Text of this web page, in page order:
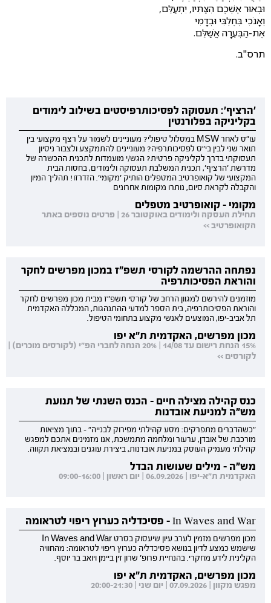
וּבְאוּר אֶשְׁכֶם הִצַּתִּיו, יִתְעַלֵּם,
וְאָנֹכִי בְּחֶלְבִּי וּבְדָמִי
אֶת-הַבְּעֵרָה אֲשַׁלֵּם.
תרס"ב.
'הרציף': תעסוקה לפסיכותרפיסטים בשילוב לימודים
בקליניקה בפלורנטין
עו"ס לאחר MSW במסלול טיפולי? מעוניינים לשמור על רצף מקצועי בין
תואר שני לבין בי"ס לפסיכותרפיה? מעוניינים להתמקצע ולצבור ניסיון
תעסוקתי בדרך לקליניקה פרטית? הגש/י מועמדות לתכנית ההכשרה של
מדרשת 'הרציף', תכנית המשלבת תעסוקה ולימודים, בחסות הבית
המקצועי של קואופרטיב המטפלים הותיק 'מקומי'. הזדרזו! תהליך המיון
והקבלה לקראת סיום, נותרו מקומות אחרונים
מקומי - קואופרטיב מטפלים
תחילת העסקה ולימודים באוקטובר 26 | פרטים נוספים באתר
הקואופרטיב >>
נפתחה ההרשמה לקורסי תשפ"ז במכון מפרשים לחקר
והוראת הפסיכותרפיה
מוזמנים להירשם למגוון הרחב של קורסי תשפ"ז מבית מכון מפרשים לחקר
והוראת הפסיכותרפיה, בית הספר למדעי ההתנהגות, המכללה האקדמית
תל אביב-יפו, המוצעים לאנשי מקצוע בתחומי הטיפול.
מכון מפרשים, האקדמית ת"א יפו
15% הנחת רישום עד 14/08 | 20% הנחה לחברי הפ"י (לקורסים מוכרים) |
לקורסים >>
כנס קהילה מצילה חיים - הכנס השנתי של תנועת
מש"ה למניעת אובדנות
"כשהדברים מתפרקים: מסע קהילתי מפירוק לבנייה" - בתוך מציאות
מורכבת של אובדן, ערעור ומלחמה מתמשכת, אנו מזמינים אתכם למפגש
קהילתי מעמיק העוסק במניעת אובדנות, ביצירת עוגנים ובמציאת תקווה.
מש"ה - מילים שעושות הבדל
האקדמית ת"א-יפו | 06.09.2026 | יום ראשון | 09:00-16:00
In Waves and War - פסיכדליה כערוץ ריפוי לטראומה
מכון מפרשים מזמין לערב עיון שיעסוק בסרט In Waves and War
שישמש כמצע לדיון בנושא פסיכדליה כערוץ ריפוי לטראומה: מהחוויה
הקלינית לידע מחקרי. בהנחיית פרופ' שרון זין ביימן ויואב בר יוסף.
מכון מפרשים, האקדמית ת"א יפו
מפגש מקוון | 07.09.2026 | יום שני | 20:00-21:30